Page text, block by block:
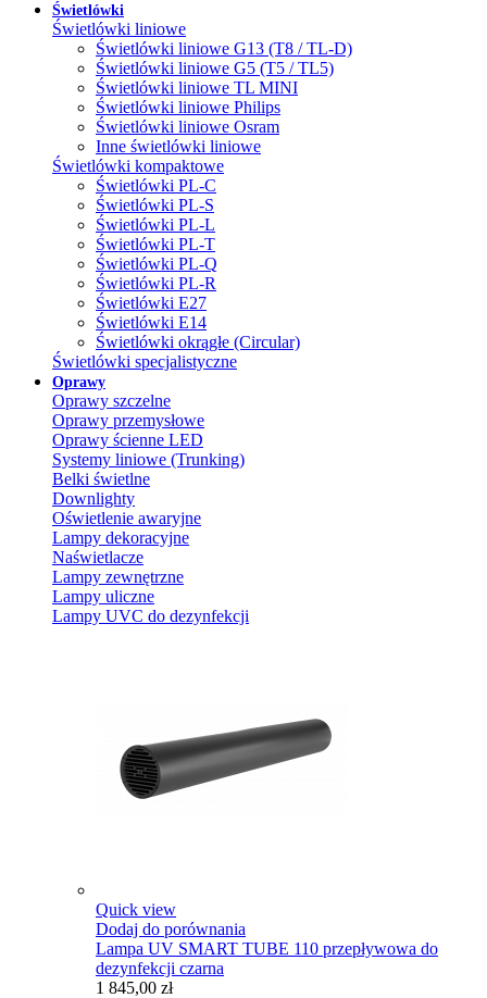
Świetlówki
Świetlówki liniowe
Świetlówki liniowe G13 (T8 / TL-D)
Świetlówki liniowe G5 (T5 / TL5)
Świetlówki liniowe TL MINI
Świetlówki liniowe Philips
Świetlówki liniowe Osram
Inne świetlówki liniowe
Świetlówki kompaktowe
Świetlówki PL-C
Świetlówki PL-S
Świetlówki PL-L
Świetlówki PL-T
Świetlówki PL-Q
Świetlówki PL-R
Świetlówki E27
Świetlówki E14
Świetlówki okrągłe (Circular)
Świetlówki specjalistyczne
Oprawy
Oprawy szczelne
Oprawy przemysłowe
Oprawy ścienne LED
Systemy liniowe (Trunking)
Belki świetlne
Downlighty
Oświetlenie awaryjne
Lampy dekoracyjne
Naświetlacze
Lampy zewnętrzne
Lampy uliczne
Lampy UVC do dezynfekcji
Quick view
Dodaj do porównania
Lampa UV SMART TUBE 110 przepływowa do
dezynfekcji czarna
1 845,00 zł